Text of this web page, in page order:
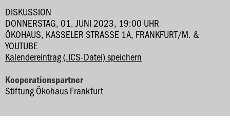
DISKUSSION
DONNERSTAG, 01. JUNI 2023, 19:00 UHR
ÖKOHAUS, KASSELER STRASSE 1A, FRANKFURT/M. & Y
OUTUBE
Kalendereintrag (.ICS-Datei) speichern
Kooperationspartner
Stiftung Ökohaus Frankfurt